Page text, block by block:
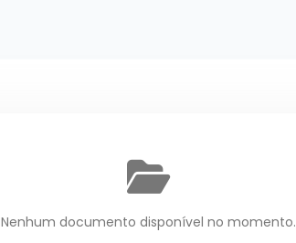
Nenhum documento disponível no momento.